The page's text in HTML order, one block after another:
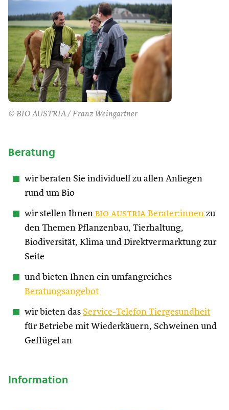
© BIO AUSTRIA / Franz Weingartner
Beratung
wir beraten Sie individuell zu allen Anliegen
rund um Bio
wir stellen Ihnen bio austria Berater:innen zu
den Themen Pflanzenbau, Tierhaltung,
Biodiversität, Klima und Direktvermarktung zur
Seite
und bieten Ihnen ein umfangreiches
Beratungsangebot
wir bieten das Service-Telefon Tiergesundheit
für Betriebe mit Wiederkäuern, Schweinen und
Geflügel an
Information